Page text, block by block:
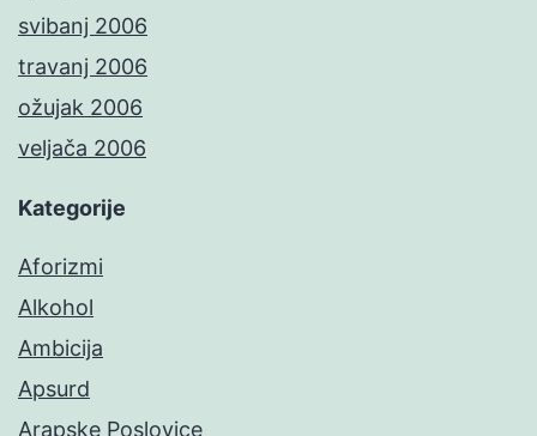
svibanj 2006
travanj 2006
ožujak 2006
veljača 2006
Kategorije
Aforizmi
Alkohol
Ambicija
Apsurd
Arapske Poslovice